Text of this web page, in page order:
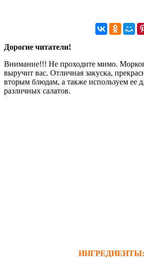
Дорогие читатели!
Внимание!!! Не проходите мимо.
выручит вас. Отличная закуска,
вторым блюдам, а также используем ее
различных салатов.
ИНГРЕДИЕНТЫ: